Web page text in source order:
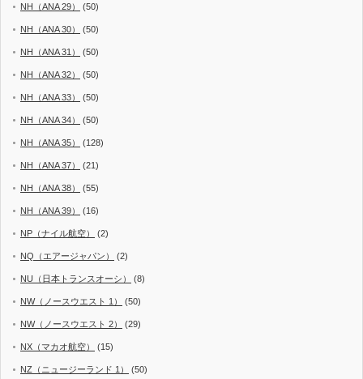
NH（ANA 29） (50)
NH（ANA 30） (50)
NH（ANA 31） (50)
NH（ANA 32） (50)
NH（ANA 33） (50)
NH（ANA 34） (50)
NH（ANA 35） (128)
NH（ANA 37） (21)
NH（ANA 38） (55)
NH（ANA 39） (16)
NP（ナイル航空） (2)
NQ（エアージャパン） (2)
NU（日本トランスオーシ） (8)
NW（ノースウエスト 1） (50)
NW（ノースウエスト 2） (29)
NX（マカオ航空） (15)
NZ（ニュージーランド 1） (50)